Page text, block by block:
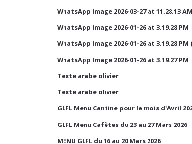
WhatsApp Image 2026-03-27 at 11.28.13
WhatsApp Image 2026-01-26 at 3.19.28 PM
WhatsApp Image 2026-01-26 at 3.19.28 PM
WhatsApp Image 2026-01-26 at 3.19.27 PM
Texte arabe olivier
Texte arabe olivier
GLFL Menu Cantine pour le mois d'Avril
GLFL Menu Cafètes du 23 au 27 Mars 2026
MENU GLFL du 16 au 20 Mars 2026